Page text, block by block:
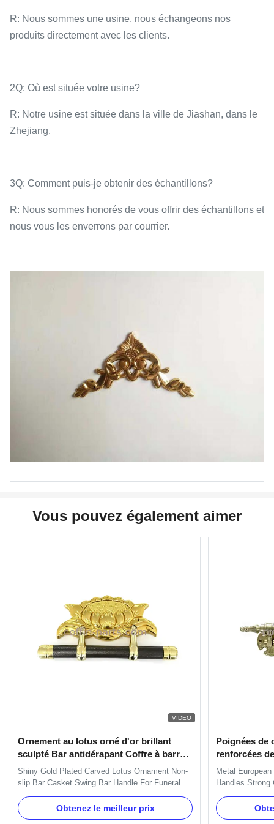
R: Nous sommes une usine, nous échangeons nos
produits directement avec les clients.
2Q: Où est située votre usine?
R: Notre usine est située dans la ville de Jiashan, dans le
Zhejiang.
3Q: Comment puis-je obtenir des échantillons?
R: Nous sommes honorés de vous offrir des échantillons et
nous vous les enverrons par courrier.
Vous pouvez également aimer
VIDEO
Ornement au lotus orné d'or brillant
sculpté Bar antidérapant Coffre à barres
pivotantes Manche pour cercueil
funéraire
Shiny Gold Plated Carved Lotus Ornament Non-
slip Bar Casket Swing Bar Handle For Funeral
Coffin Specification: One set of Swing bar: 8pcs
plastic plates,16pcs handles ,8pcs end caps and
2 long bars and 2 short bars. Item Name TX-
Obtenez le meilleur prix
Poignées de
renforcées
Metal
Handles Strong
and Metal
Specification:
brackets,